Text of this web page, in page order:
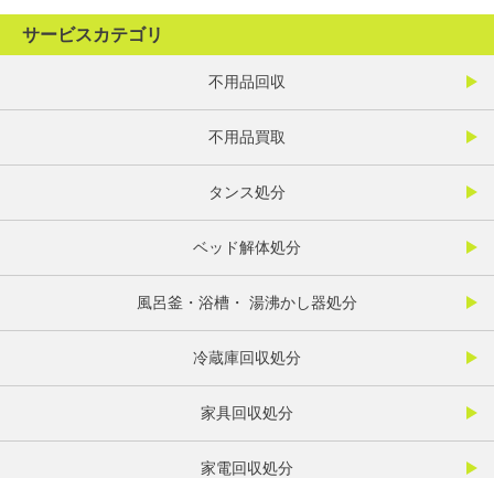
サービスカテゴリ
不用品回収
不用品買取
タンス処分
ベッド解体処分
風呂釜・浴槽・ 湯沸かし器処分
冷蔵庫回収処分
家具回収処分
家電回収処分